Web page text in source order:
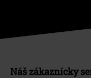
Náš zákaznícky